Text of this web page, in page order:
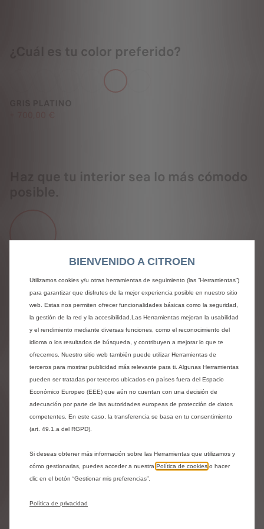
¿Cuál es tu color preferido?
GRIS PLATINO
Haz que tu interior sea lo más cómodo
Ambiente Urban Grey con asientos Advanced Comfort en
tela negra y gris
Sin coste adicional
Próximos pasos
Compartir Solicita una prueba
¿Necesitas ayuda?
Ponte en contacto con nosotros
BIENVENIDO A CITROEN
Utilizamos cookies y/u otras herramientas de seguimiento (las “Herramientas”)
para garantizar que disfrutes de la mejor experiencia posible en nuestro sitio
web. Estas nos permiten ofrecer funcionalidades básicas como la seguridad,
la gestión de la red y la accesibilidad.Las Herramientas mejoran la usabilidad
y el rendimiento mediante diversas funciones, como el reconocimiento del
idioma o los resultados de búsqueda, y contribuyen a mejorar lo que te
ofrecemos. Nuestro sitio web también puede utilizar Herramientas de
terceros para mostrar publicidad más relevante para ti. Algunas Herramientas
pueden ser tratadas por terceros ubicados en países fuera del Espacio
Económico Europeo (EEE) que aún no cuentan con una decisión de
adecuación por parte de las autoridades europeas de protección de datos
competentes. En este caso, la transferencia se basa en tu consentimiento
(art. 49.1.a del RGPD).
Si deseas obtener más información sobre las Herramientas que utilizamos y
cómo gestionarlas, puedes acceder a nuestra Política de cookies o hacer
clic en el botón “Gestionar mis preferencias”.
Política de privacidad